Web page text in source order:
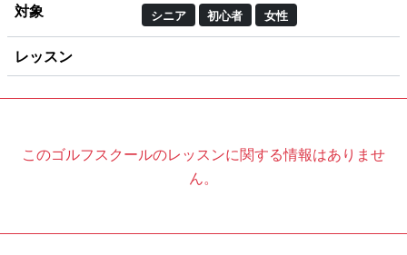
対象 シニア 初心者 女性
レッスン
このゴルフスクールのレッスンに関する情報はありませ
ん。